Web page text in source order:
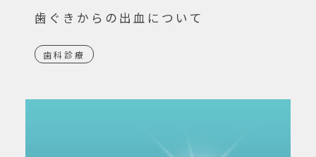
歯ぐきからの出血について
歯科診療